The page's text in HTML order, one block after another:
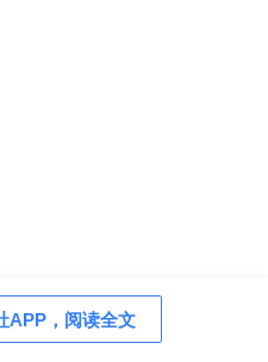
APP，阅读全文